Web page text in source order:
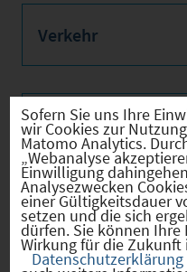
Verkehr
Infrastruktur
Sofern Sie uns Ihre
wir Cookies zur
Matomo Analytics.
„Webanalyse
Einwilligung
Analysezwecken
einer Gültigkeitsdauer
setzen und die sich
dürfen. Sie können
Wirkung für die Zukunft
Datenschutzerklärung